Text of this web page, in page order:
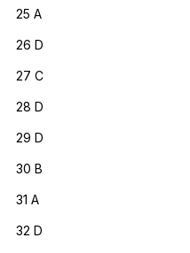
25 A
26 D
27 C
28 D
29 D
30 B
31 A
32 D